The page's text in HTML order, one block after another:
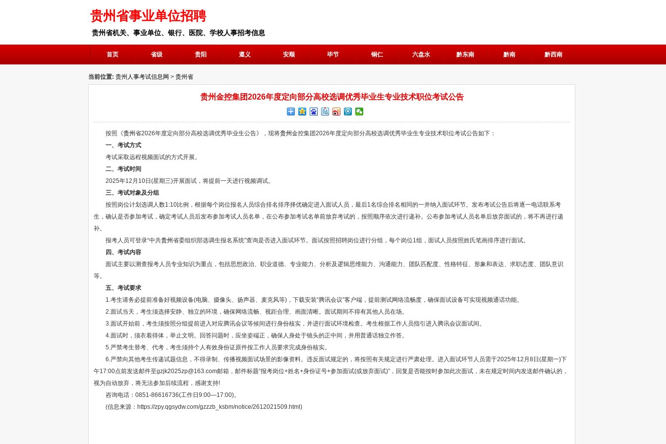
贵州省事业单位招聘
贵州省机关、事业单位、银行、医院、学校人事招考信息
首页 省级 贵阳 遵义 安顺 毕节 铜仁 六盘水 黔东南 黔南 黔西南
当前位置: 贵州人事考试信息网 > 贵州省
贵州金控集团2026年度定向部分高校选调优秀毕业生专业技术职位考试公告
按照《贵州省2026年度定向部分高校选调优秀毕业生公告》，现将贵州金控集团2026年度定向部分高校选调优秀毕业生专业技术职位考试公告如下：
一、考试方式
考试采取远程视频面试的方式开展。
二、考试时间
2025年12月10日(星期三)开展面试，将提前一天进行视频调试。
三、考试对象及分组
按照岗位计划选调人数1:10比例，根据每个岗位报名人员综合排名排序择优确定进入面试人员，最后1名综合排名相同的一并纳入面试环节。发布考试公告后将逐一电话联系考
生，确认是否参加考试，确定考试人员后发布参加考试人员名单，在公布参加考试名单前放弃考试的，按照顺序依次进行递补。公布参加考试人员名单后放弃面试的，将不再进行递
补。
报考人员可登录“中共贵州省委组织部选调生报名系统”查询是否进入面试环节。面试按照招聘岗位进行分组，每个岗位1组，面试人员按照姓氏笔画排序进行面试。
四、考试内容
面试主要以测查报考人员专业知识为重点，包括思想政治、职业道德、专业能力、分析及逻辑思维能力、沟通能力、团队匹配度、性格特征、形象和表达、求职态度、团队意识
等。
五、考试要求
1.考生请务必提前准备好视频设备(电脑、摄像头、扬声器、麦克风等)，下载安装“腾讯会议”客户端，提前测试网络流畅度，确保面试设备可实现视频通话功能。
2.面试当天，考生须选择安静、独立的环境，确保网络流畅、视距合理、画面清晰。面试期间不得有其他人员在场。
3.面试开始前，考生须按照分组提前进入对应腾讯会议等候间进行身份核实，并进行面试环境检查。考生根据工作人员指引进入腾讯会议面试间。
4.面试时，须衣着得体，举止文明。回答问题时，应坐姿端正，确保人身处于镜头的正中间，并用普通话独立作答。
5.严禁考生替考、代考，考生须持个人有效身份证原件按工作人员要求完成身份核实。
6.严禁向其他考生传递试题信息，不得录制、传播视频面试场景的影像资料。违反面试规定的，将按照有关规定进行严肃处理。进入面试环节人员需于2025年12月8日(星期一)下
午17:00点前发送邮件至gzjk2025zp@163.com邮箱，邮件标题“报考岗位+姓名+身份证号+参加面试(或放弃面试)”，回复是否能按时参加此次面试，未在规定时间内发送邮件确认的，
视为自动放弃，将无法参加后续流程，感谢支持!
咨询电话：0851-86616736(工作日9:00—17:00)。
(信息来源：https://zpy.qgsydw.com/gzzzb_ksbm/notice/2612021509.html)